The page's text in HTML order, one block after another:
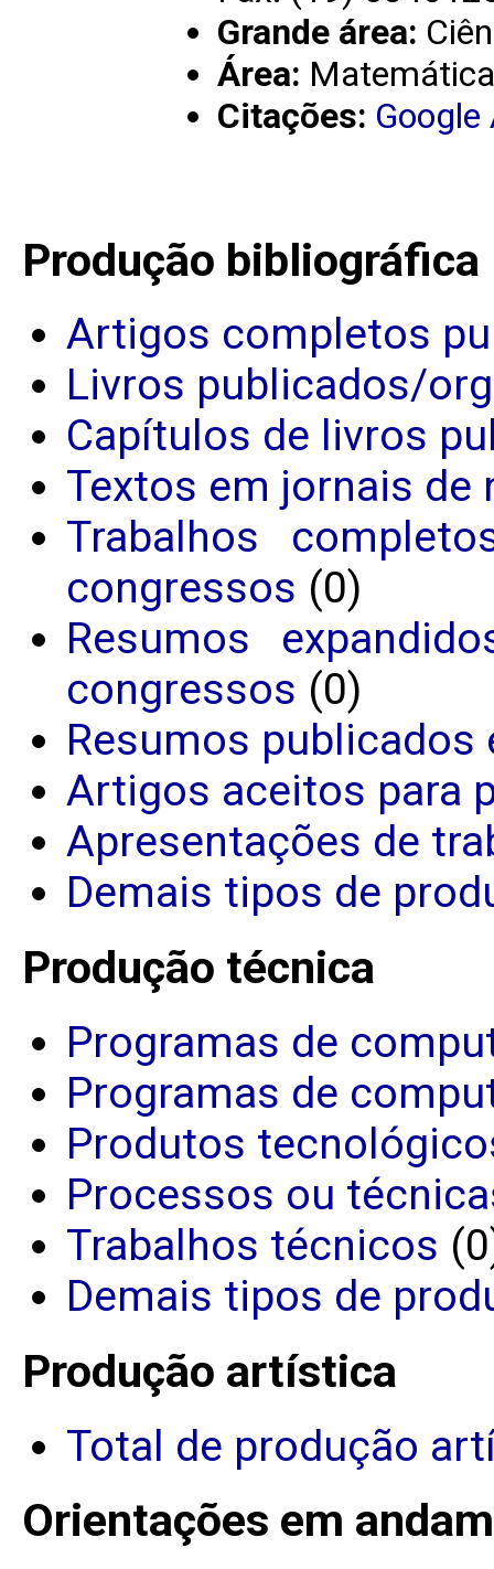
Grande área:
Área: Matemática
Citações:
Produção bibliográfica
Artigos completos
Livros publicados/
Capítulos de livros
Textos em jornais
Trabalhos
congressos (0)
Resumos
congressos (0)
Resumos
Artigos aceitos para
Apresentações de
Demais tipos de
Produção técnica
Programas de
Programas de
Produtos
Processos ou
Trabalhos técnicos
Demais tipos de
Produção artística
Total de produção
Orientações em